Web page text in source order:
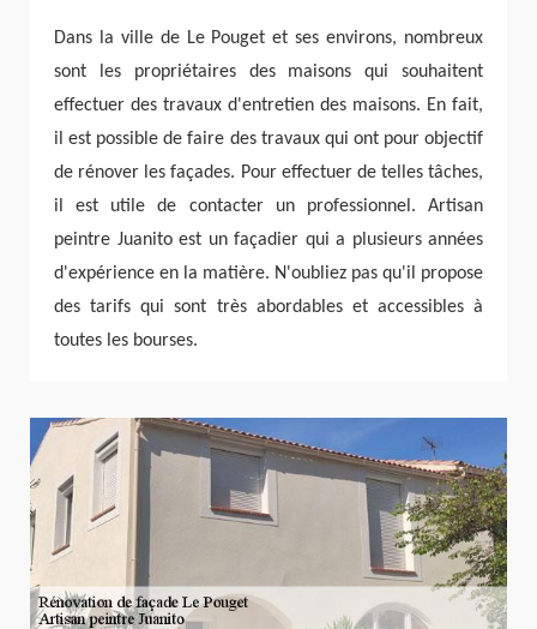
Dans la ville de Le Pouget et ses environs, nombreux
sont les propriétaires des maisons qui souhaitent
effectuer des travaux d'entretien des maisons. En fait,
il est possible de faire des travaux qui ont pour objectif
de rénover les façades. Pour effectuer de telles tâches,
il est utile de contacter un professionnel. Artisan
peintre Juanito est un façadier qui a plusieurs années
d'expérience en la matière. N'oubliez pas qu'il propose
des tarifs qui sont très abordables et accessibles à
toutes les bourses.